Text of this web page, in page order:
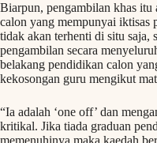
Biarpun, pengambilan khas itu
calon yang mempunyai iktisas
tidak akan terhenti di situ
pengambilan secara
belakang pendidikan calon
kekosongan guru mengikut
“Ia adalah ‘one off’ dan
kritikal. Jika tiada graduan
memenuhinya maka kaedah